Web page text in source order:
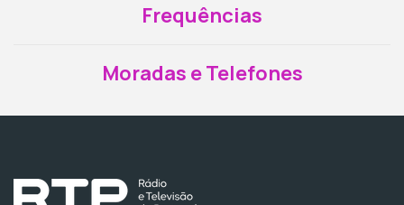
Frequências
Moradas e Telefones